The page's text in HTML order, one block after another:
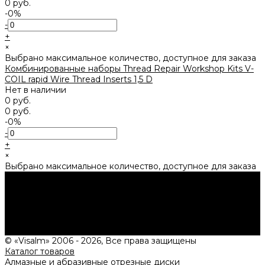
0 руб.
-0%
-
+
×
Выбрано максимальное количество, доступное для заказа
Комбинированные наборы Thread Repair Workshop Kits V-
COIL rapid Wire Thread Inserts 1,5 D
Нет в наличии
0 руб.
0 руб.
-0%
-
+
×
Выбрано максимальное количество, доступное для заказа
© «Visalm» 2006 - 2026, Все права защищены
Каталог товаров
Алмазные и абразивные отрезные диски